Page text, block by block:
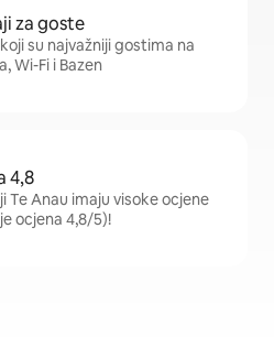
za goste
su najvažniji gostima na
Wi-Fi i Bazen
4,8
Te Anau imaju visoke ocjene
ocjena 4,8/5)!